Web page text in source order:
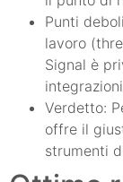
Punti
lavoro
Signal è
Verdetto:
offre il
strumenti